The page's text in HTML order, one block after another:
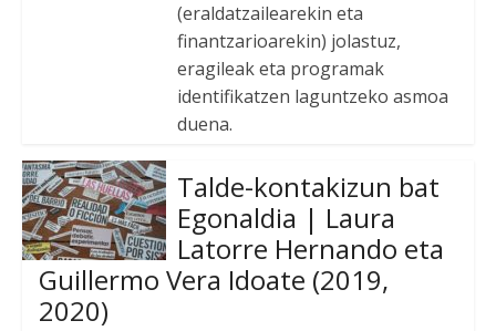
(eraldatzailearekin eta
finantzarioarekin) jolastuz,
eragileak eta programak
identifikatzen laguntzeko asmoa
duena.
Talde-kontakizun bat
Egonaldia | Laura
Latorre Hernando eta
Guillermo Vera Idoate (2019,
2020)